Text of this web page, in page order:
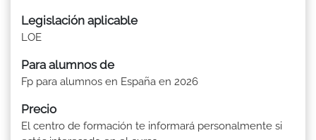
Legislación aplicable
LOE
Para alumnos de
Fp para alumnos en España en 2026
Precio
El centro de formación te informará personalmente si